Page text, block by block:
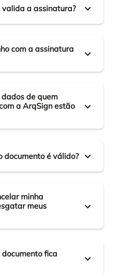
valida a assinatura?
com a assinatura
dados de quem
a ArqSign estão
documento é válido?
minha
meus
fica